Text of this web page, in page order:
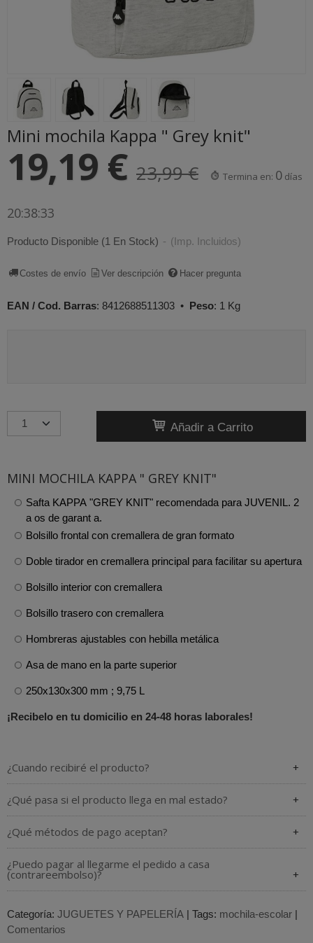
Mini mochila Kappa " Grey knit"
19,19 € 23,99 € Termina en: 0 días
20:38:32
Producto Disponible (1 En Stock) - (Imp. Incluidos)
Costes de envío Ver descripción Hacer pregunta
EAN / Cod. Barras: 8412688511303 • Peso: 1 Kg
Añadir a Carrito
MINI MOCHILA KAPPA " GREY KNIT"
Safta KAPPA "GREY KNIT" recomendada para JUVENIL. 2
a os de garant a.
Bolsillo frontal con cremallera de gran formato
Doble tirador en cremallera principal para facilitar su apertura
Bolsillo interior con cremallera
Bolsillo trasero con cremallera
Hombreras ajustables con hebilla metálica
Asa de mano en la parte superior
250x130x300 mm ; 9,75 L
¡Recibelo en tu domicilio en 24-48 horas laborales!
¿Cuando recibiré el producto?
¿Qué pasa si el producto llega en mal estado?
¿Qué métodos de pago aceptan?
¿Puedo pagar al llegarme el pedido a casa
(contrareembolso)?
Categoría: JUGUETES Y PAPELERÍA | Tags: mochila-escolar |
Comentarios